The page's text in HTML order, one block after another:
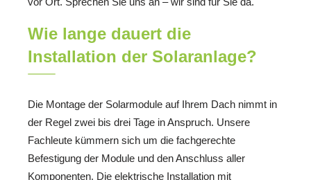
Wie lange dauert die
Installation der Solaranlage?
Die Montage der Solarmodule auf Ihrem Dach nimmt in
der Regel zwei bis drei Tage in Anspruch. Unsere
Fachleute kümmern sich um die fachgerechte
Befestigung der Module und den Anschluss aller
Komponenten. Die elektrische Installation mit